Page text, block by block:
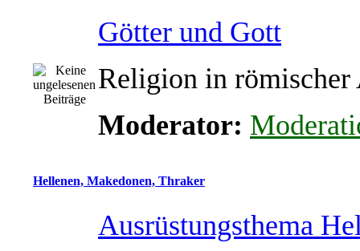
Götter und Gott
Religion in römischer
Moderator:
Hellenen, Makedonen, Thraker
Ausrüstungsthema